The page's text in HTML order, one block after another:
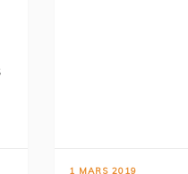
1 MARS 2019